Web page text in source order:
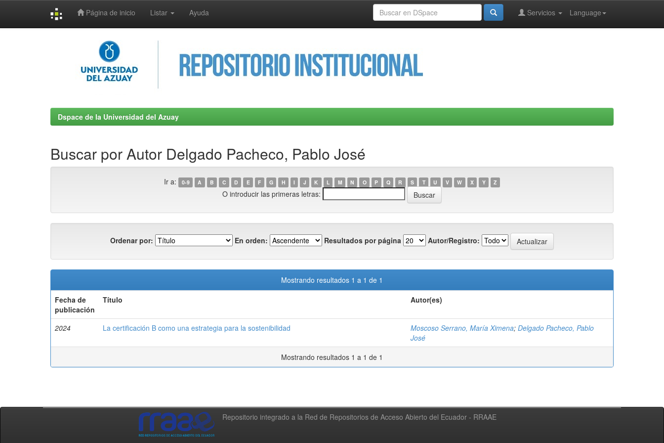
Página de inicio Listar Ayuda Language
Servicios
Dspace de la Universidad del Azuay
Buscar por Autor Delgado Pacheco, Pablo José
Ir a: 0-9 A B C D E F G H I J K L M N O P Q R S T U V W X Y Z
O introducir las primeras letras:
Ordenar por: En orden: Resultados por página Autor/Registro:
Mostrando resultados 1 a 1 de 1
Fecha de
publicación
Título Autor(es)
2024 La certificación B como una estrategia para la sostenibilidad Moscoso Serrano, María Ximena; Delgado Pacheco, Pablo
José
Mostrando resultados 1 a 1 de 1
Repositorio integrado a la Red de Repositorios de Acceso Abierto del Ecuador - RRAAE